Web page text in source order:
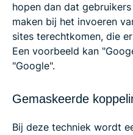
hopen dan dat
maken bij het invoeren
sites terechtkomen, die
Een voorbeeld kan
"Google".
Gemaskeerde
Bij deze techniek wordt